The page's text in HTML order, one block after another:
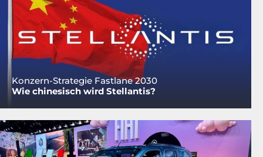
Konzern-Strategie Fastlane 2030
Wie chinesisch wird Stellantis?